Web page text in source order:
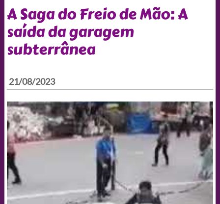
A Saga do Freio de Mão: A
saída da garagem
subterrânea
21/08/2023